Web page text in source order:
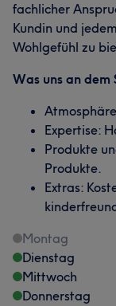
fachlicher
Kundin und
Wohlgefühl zu
Was uns an dem
Expertise:
Produkte
Produkte.
Extras:
Montag
Dienstag
Mittwoch
Donnerstag